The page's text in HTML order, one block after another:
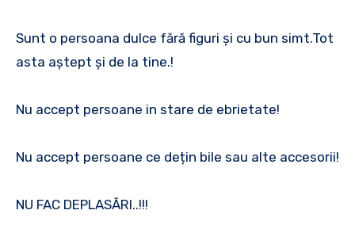
Sunt o persoana dulce fără figuri și cu bun simt.Tot
asta aștept și de la tine.!
Nu accept persoane in stare de ebrietate!
Nu accept persoane ce dețin bile sau alte accesorii!
NU FAC DEPLASĂRI..!!!